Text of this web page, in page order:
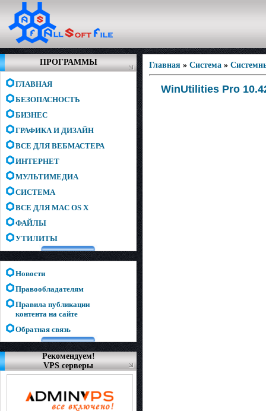
ПРОГРАММЫ
ГЛАВНАЯ
БЕЗОПАСНОСТЬ
БИЗНЕС
ГРАФИКА И ДИЗАЙН
ВСЕ ДЛЯ ВЕБМАСТЕРА
ИНТЕРНЕТ
МУЛЬТИМЕДИА
СИСТЕМА
ВСЕ ДЛЯ MAC OS X
ФАЙЛЫ
УТИЛИТЫ
Новости
Правообладателям
Правила публикации
контента на сайте
Обратная связь
Рекомендуем!
VPS серверы
Главная » Система »
WinUtilities Pro